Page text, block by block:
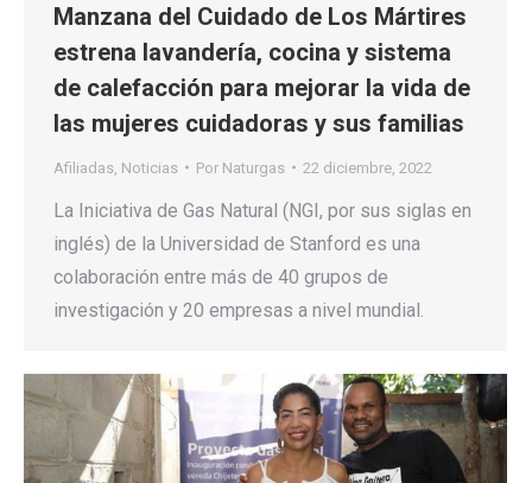
Manzana del Cuidado de Los Mártires
estrena lavandería, cocina y sistema
de calefacción para mejorar la vida de
las mujeres cuidadoras y sus familias
Afiliadas Noticias Por Naturgas 22 diciembre, 2022
La Iniciativa de Gas Natural (NGI, por sus siglas en
inglés) de la Universidad de Stanford es una
colaboración entre más de 40 grupos de
investigación y 20 empresas a nivel mundial.